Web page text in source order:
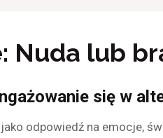
Nuda lub
się w
odpowiedź na emocje,